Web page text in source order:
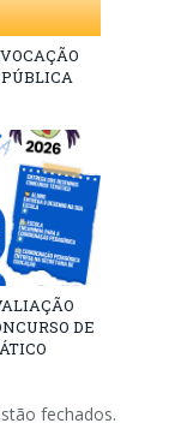
DE
fechados.